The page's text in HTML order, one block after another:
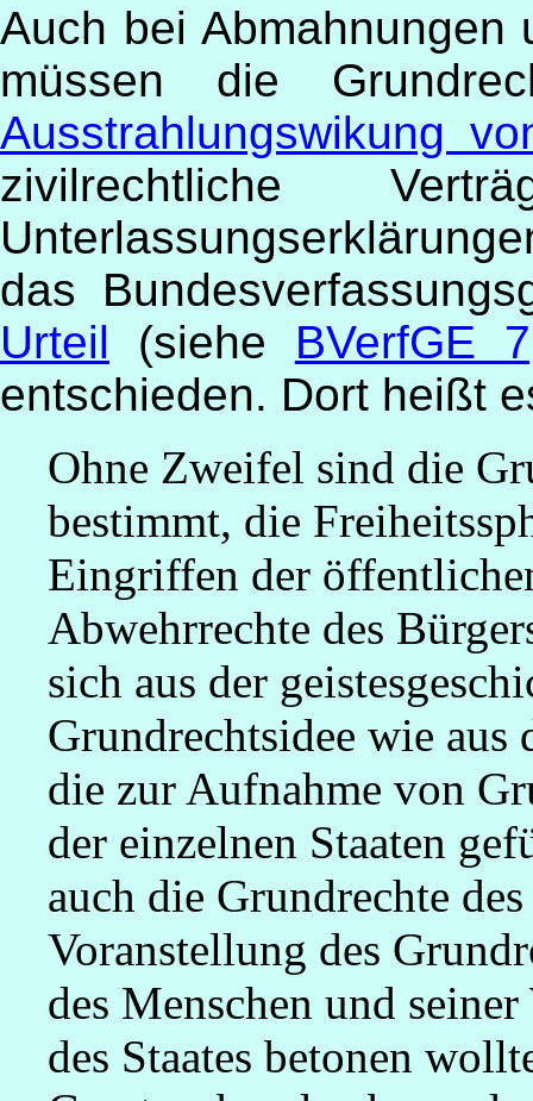
Auch bei Abmahnungen
müssen die
Ausstrahlungswikung
zivilrechtliche
das
Urteil (siehe BVerfGE
entschieden. Dort heißt
Ohne Zweifel sind die
bestimmt, die
Eingriffen der
Abwehrrechte des
sich aus der
Grundrechtsidee wie aus
die zur Aufnahme von
der einzelnen Staaten
auch die Grundrechte
Voranstellung des
des Menschen und
des Staates betonen